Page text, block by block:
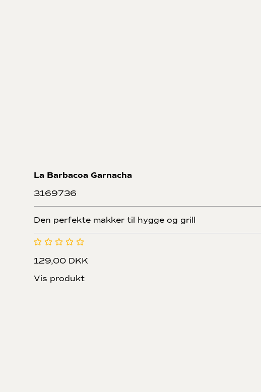
La Barbacoa Garnacha
3169736
Den perfekte makker til hygge og grill
129,00 DKK
Vis produkt